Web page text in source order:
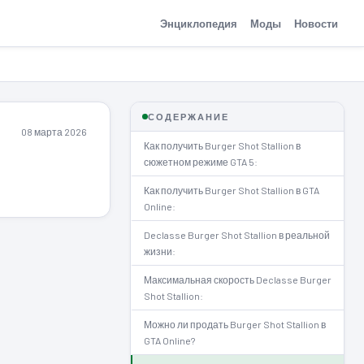
Энциклопедия Моды Новости
08 марта 2026
СОДЕРЖАНИЕ
Как получить Burger Shot Stallion в
сюжетном режиме GTA 5:
Как получить Burger Shot Stallion в GTA
Online:
Declasse Burger Shot Stallion в реальной
жизни:
Максимальная скорость Declasse Burger
Shot Stallion:
Можно ли продать Burger Shot Stallion в
GTA Online?